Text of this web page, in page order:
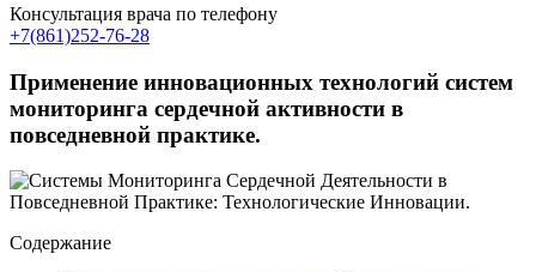
Консультация врача по телефону
+7(861)252-76-28
Применение инновационных технологий систем
мониторинга сердечной активности в
повседневной практике.
Содержание